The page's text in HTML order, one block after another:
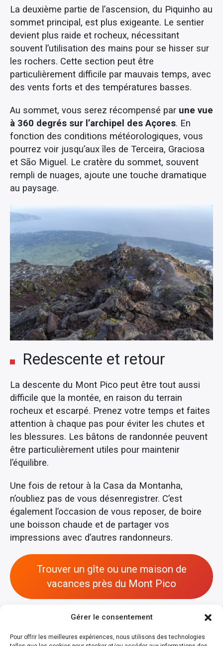
Gérer le consentement
Pour offrir les meilleures expériences, nous utilisons des technologies
La deuxième partie de l’ascension, du Piquinho au
sommet principal, est plus exigeante. Le sentier
devient plus raide et rocheux, nécessitant
souvent l’utilisation des mains pour se hisser sur
les rochers. Cette section peut être
particulièrement difficile par mauvais temps, avec
des vents forts et des températures basses.
Au sommet, vous serez récompensé par une vue
à 360 degrés sur l’archipel des Açores. En
fonction des conditions météorologiques, vous
pourrez voir jusqu’aux îles de Terceira, Graciosa
et São Miguel. Le cratère du sommet, souvent
rempli de nuages, ajoute une touche dramatique
au paysage.
Redescente et retour
La descente du Mont Pico peut être tout aussi
difficile que la montée, en raison du terrain
rocheux et escarpé. Prenez votre temps et faites
attention à chaque pas pour éviter les chutes et
les blessures. Les bâtons de randonnée peuvent
être particulièrement utiles pour maintenir
l’équilibre.
Une fois de retour à la Casa da Montanha,
n’oubliez pas de vous désenregistrer. C’est
également l’occasion de vous reposer, de boire
une boisson chaude et de partager vos
impressions avec d’autres randonneurs.
Trouver un gîte ou une maison de
vacances près du Mont Pico